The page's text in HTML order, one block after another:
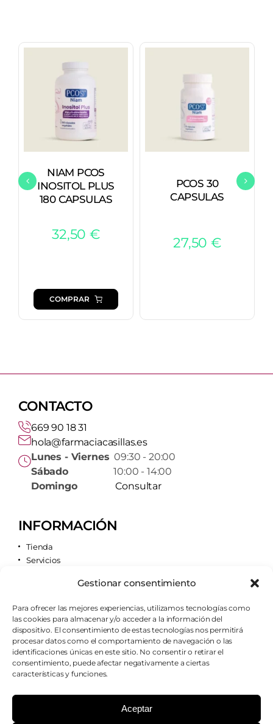
Gestionar consentimiento
Para ofrecer las mejores experiencias, utilizamos tecnologías como
las cookies para almacenar y/o acceder a la información del
dispositivo. El consentimiento de estas tecnologías nos permitirá
procesar datos como el comportamiento de navegación o las
identificaciones únicas en este sitio. No consentir o retirar el
consentimiento, puede afectar negativamente a ciertas
características y funciones.
Aceptar
NIAM PCOS
INOSITOL PLUS
180 CAPSULAS
32,50 €
COMPRAR
PCOS 30
CAPSULAS
27,50 €
CONTACTO
669 90 18 31
hola@farmaciacasillas.es
Lunes - Viernes 09:30 - 20:00
Sábado10:00 - 14:00
Domingo
Consultar
INFORMACIÓN
Tienda
Servicios
Quiénes somos
AVISOS LEGALES
Aviso legal
Política de cookies
Política de privacidad